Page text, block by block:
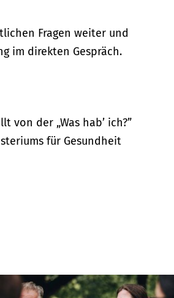
Fragen weiter und
im direkten Gespräch.
von der „Was hab’ ich?”
für Gesundheit